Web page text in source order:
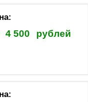
4 500 рублей